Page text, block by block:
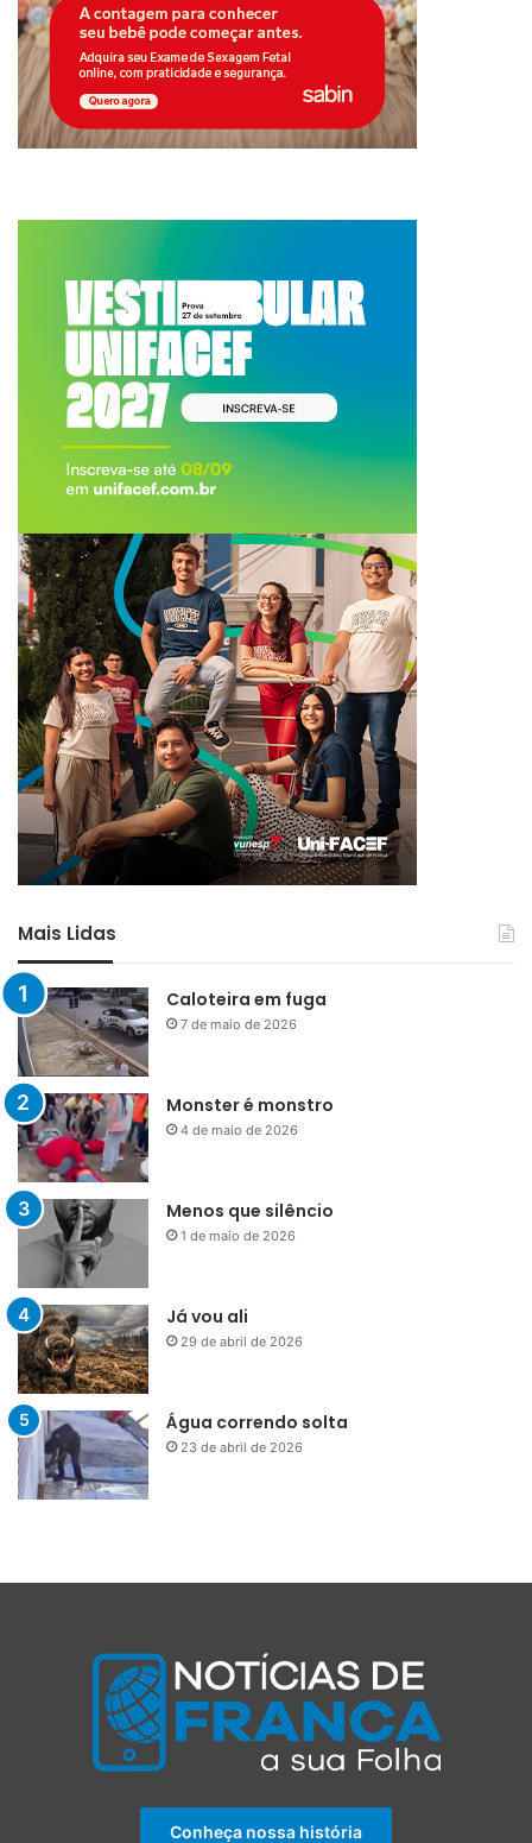
Mais Lidas
Caloteira em fuga
7 de maio de 2026
Monster é monstro
4 de maio de 2026
Menos que silêncio
1 de maio de 2026
Já vou ali
29 de abril de 2026
Água correndo solta
23 de abril de 2026
Conheça nossa história